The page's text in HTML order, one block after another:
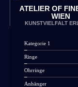
ATELIER OF
WIEN
KUNSTVIELFALT
Kategorie 1
Ringe
Ohrringe
Anhänger